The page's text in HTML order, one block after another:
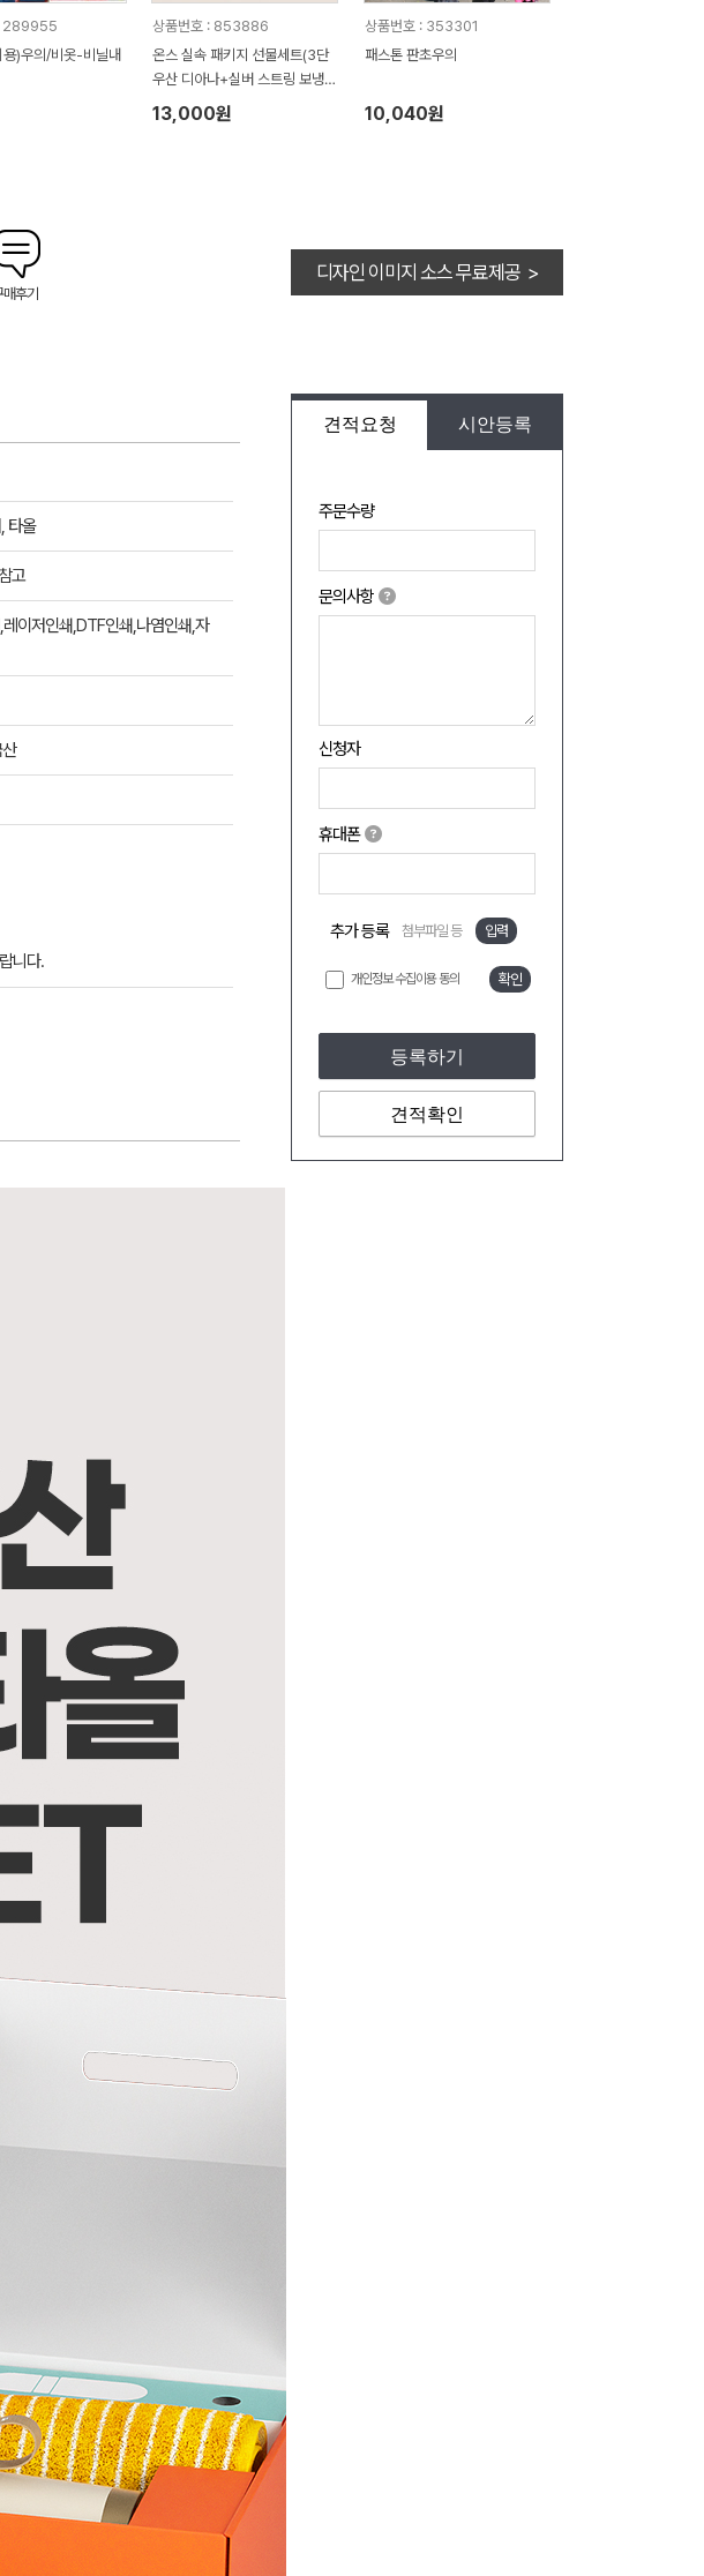
289955
)우의/비옷-비닐내
상품번호 : 853886
온스 실속 패키지 선물세트(3단
우산 디아나+실버 스트링 보냉
백) NO.12
13,000원
상품번호 : 353301
패스톤 판초우의
10,040원
매후기
디자인 이미지 소스 무료제공 >
견적요청 시안등록
주문수량
문의사항
신청자
휴대폰
추가 등록 첨부파일 등 입력
개인정보 수집이용 동의 확인
등록하기
견적확인
타올
고
레이저인쇄,DTF인쇄,나염인쇄,자
니다.